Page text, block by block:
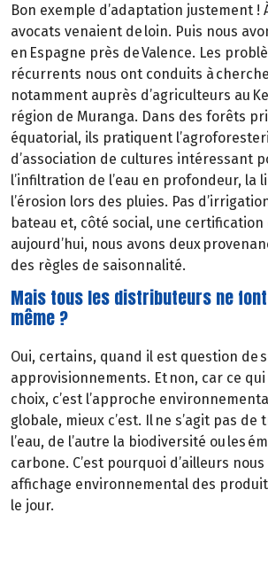
Bon exemple d’adaptation justement !
avocats venaient de loin. Puis nous
en Espagne près de Valence. Les
récurrents nous ont conduits à
notamment auprès d’agriculteurs au
région de Muranga. Dans des forêts
équatorial, ils pratiquent
d’association de cultures intéressant
l’infiltration de l’eau en profondeur, la
l’érosion lors des pluies. Pas
bateau et, côté social, une certification
aujourd’hui, nous avons deux
des règles de saisonnalité.
Mais tous les distributeurs ne
même ?
Oui, certains, quand il est question de
approvisionnements. Et non, car ce
choix, c’est l’approche
globale, mieux c’est. Il ne s’agit pas de
l’eau, de l’autre la biodiversité ou les
carbone. C’est pourquoi d’ailleurs
affichage environnemental des
le jour.